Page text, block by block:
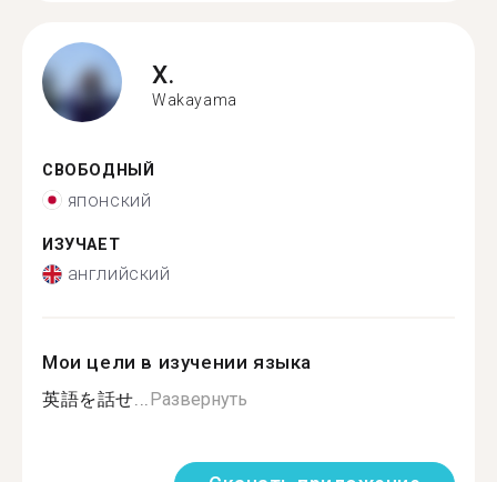
X.
Wakayama
СВОБОДНЫЙ
японский
ИЗУЧАЕТ
английский
Мои цели в изучении языка
英語を話せ...Развернуть